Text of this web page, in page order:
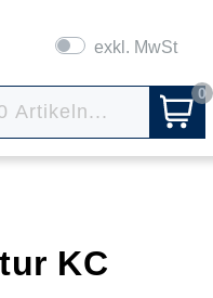
exkl. MwSt
0
KC